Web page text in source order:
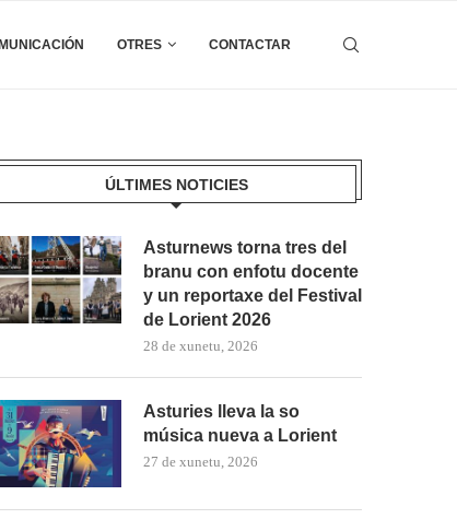
OTRES CONTACTAR
ÚLTIMES NOTICIES
Asturnews torna tres del
branu con enfotu docente
y un reportaxe del Festival
de Lorient 2026
28 de xunetu, 2026
Asturies lleva la so
música nueva a Lorient
27 de xunetu, 2026